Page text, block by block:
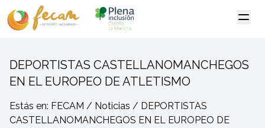
DEPORTISTAS CASTELLANOMANCHEGOS
EN EL EUROPEO DE ATLETISMO
Estás en: FECAM / Noticias / DEPORTISTAS
CASTELLANOMANCHEGOS EN EL EUROPEO DE